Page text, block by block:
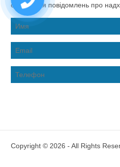
отримання повідомлень про
Copyright © 2026 - All Rights